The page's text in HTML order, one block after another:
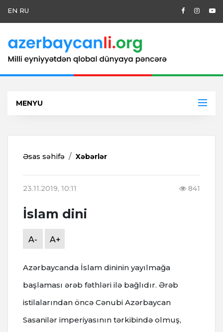
EN RU
MENYU
Əsas səhifə Xəbərlər
23.11.2019, 10:11 841
İslam dini
A- A+
Azərbaycanda İslam dininin yayılmağa
başlaması ərəb fəthləri ilə bağlıdır. Ərəb
istilalarından öncə Cənubi Azərbaycan
Sasanilər imperiyasının tərkibində olmuş,